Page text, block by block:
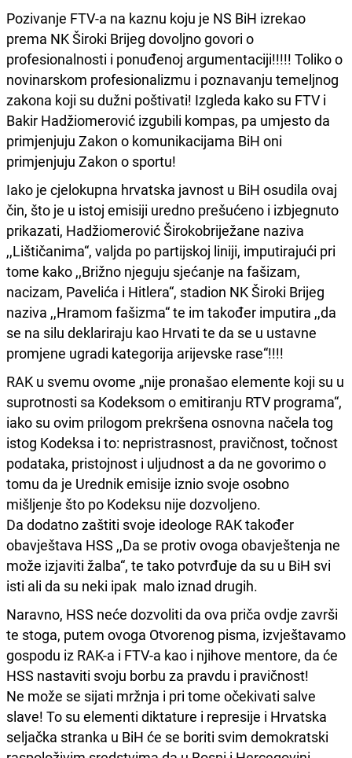
Pozivanje FTV-a na kaznu koju je NS BiH izrekao
prema NK Široki Brijeg dovoljno govori o
profesionalnosti i ponuđenoj argumentaciji!!!!! Toliko o
novinarskom profesionalizmu i poznavanju temeljnog
zakona koji su dužni poštivati! Izgleda kako su FTV i
Bakir Hadžiomerović izgubili kompas, pa umjesto da
primjenjuju Zakon o komunikacijama BiH oni
primjenjuju Zakon o sportu!
Iako je cjelokupna hrvatska javnost u BiH osudila ovaj
čin, što je u istoj emisiji uredno prešućeno i izbjegnuto
prikazati, Hadžiomerović Širokobriježane naziva
,,Lištičanima“, valjda po partijskoj liniji, imputirajući pri
tome kako ,,Brižno njeguju sjećanje na fašizam,
nacizam, Pavelića i Hitlera“, stadion NK Široki Brijeg
naziva ,,Hramom fašizma“ te im također imputira ,,da
se na silu deklariraju kao Hrvati te da se u ustavne
promjene ugradi kategorija arijevske rase“!!!!
RAK u svemu ovome „nije pronašao elemente koji su u
suprotnosti sa Kodeksom o emitiranju RTV programa“,
iako su ovim prilogom prekršena osnovna načela tog
istog Kodeksa i to: nepristrasnost, pravičnost, točnost
podataka, pristojnost i uljudnost a da ne govorimo o
tomu da je Urednik emisije iznio svoje osobno
mišljenje što po Kodeksu nije dozvoljeno.
Da dodatno zaštiti svoje ideologe RAK također
obavještava HSS ,,Da se protiv ovoga obavještenja ne
može izjaviti žalba“, te tako potvrđuje da su u BiH svi
isti ali da su neki ipak malo iznad drugih.
Naravno, HSS neće dozvoliti da ova priča ovdje završi
te stoga, putem ovoga Otvorenog pisma, izvještavamo
gospodu iz RAK-a i FTV-a kao i njihove mentore, da će
HSS nastaviti svoju borbu za pravdu i pravičnost!
Ne može se sijati mržnja i pri tome očekivati salve
slave! To su elementi diktature i represije i Hrvatska
seljačka stranka u BiH će se boriti svim demokratski